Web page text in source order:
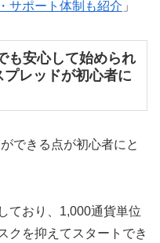
サポート体制も紹介 」
も安心して始められ
レッドが初心者に
できる点が初心者にと
ており、1,000通貨単位
クを抑えてスタートでき